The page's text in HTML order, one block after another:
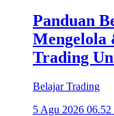
Panduan
Mengelola
Trading
Belajar Trading
5 Agu 2026